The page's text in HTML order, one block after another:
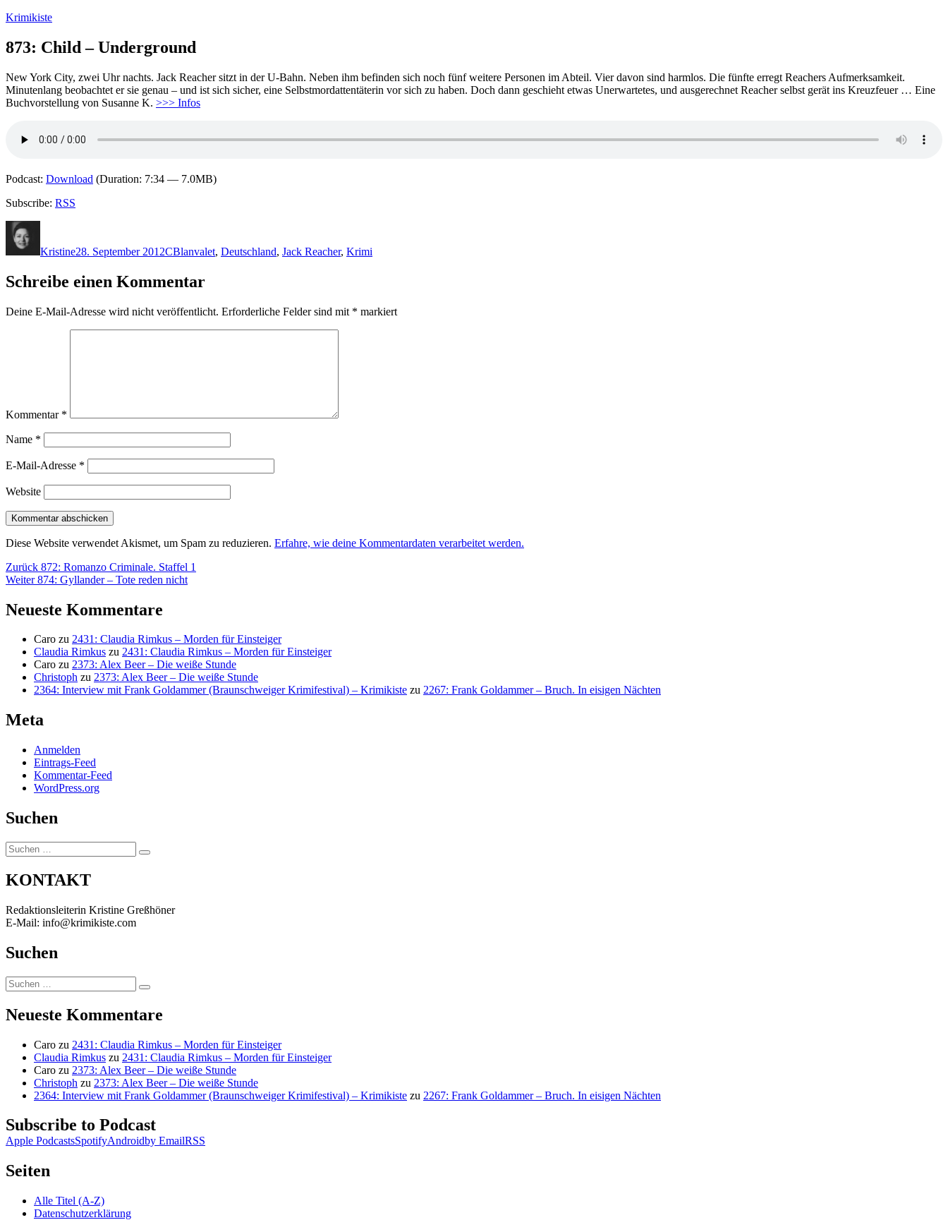
Zum
springen
Krimikiste
873: Child – Underground
New York City, zwei Uhr nachts. Jack Reacher sitzt in der U-Bahn. Neben ihm befinden sich noch fünf weitere Personen im Abteil. Vier davon sind harmlos. Die fünfte erregt Reachers Aufmerksamkeit.
Minutenlang beobachtet er sie genau – und ist sich sicher, eine Selbstmordattentäterin vor sich zu haben. Doch dann geschieht etwas Unerwartetes, und ausgerechnet Reacher selbst gerät ins Kreuzfeuer … Eine
Buchvorstellung von Susanne K. >>> Infos
Podcast: Download (Duration: 7:34 — 7.0MB)
Subscribe: RSS
Kristine28. September 2012CBlanvalet, Deutschland, Jack Reacher, Krimi
Schreibe einen Kommentar
Deine E-Mail-Adresse wird nicht veröffentlicht. Erforderliche Felder sind mit * markiert
Kommentar *
Name *
E-Mail-Adresse *
Website
Diese Website verwendet Akismet, um Spam zu reduzieren. Erfahre, wie deine Kommentardaten verarbeitet werden.
Beitragsnavigation
Zurück Vorheriger
Beitrag:
872: Romanzo Criminale. Staffel 1
Weiter Nächster
874: Gyllander – Tote reden nicht
Neueste Kommentare
Caro zu 2431: Claudia Rimkus – Morden für Einsteiger
Claudia Rimkus zu 2431: Claudia Rimkus – Morden für Einsteiger
Caro zu 2373: Alex Beer – Die weiße Stunde
Christoph zu 2373: Alex Beer – Die weiße Stunde
2364: Interview mit Frank Goldammer (Braunschweiger Krimifestival) – Krimikiste zu 2267: Frank Goldammer – Bruch. In eisigen Nächten
Meta
Anmelden
Eintrags-Feed
Kommentar-Feed
WordPress.org
Suchen
Suchen
nach:
Suchen
KONTAKT
Redaktionsleiterin Kristine Greßhöner
E-Mail: info@krimikiste.com
Suchen
Suchen
nach:
Suchen
Neueste Kommentare
Caro zu 2431: Claudia Rimkus – Morden für Einsteiger
Claudia Rimkus zu 2431: Claudia Rimkus – Morden für Einsteiger
Caro zu 2373: Alex Beer – Die weiße Stunde
Christoph zu 2373: Alex Beer – Die weiße Stunde
2364: Interview mit Frank Goldammer (Braunschweiger Krimifestival) – Krimikiste zu 2267: Frank Goldammer – Bruch. In eisigen Nächten
Subscribe to Podcast
Apple PodcastsSpotifyAndroidby EmailRSS
Seiten
Alle Titel (A-Z)
Datenschutzerklärung